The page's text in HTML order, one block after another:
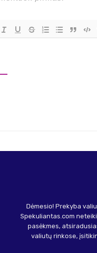
Dėmesio! Prekyba
Spekuliantas.com
pasėkmes,
valiutų rinkose,